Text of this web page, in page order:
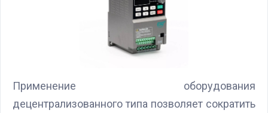
Применение оборудования
децентрализованного типа позволяет сократить